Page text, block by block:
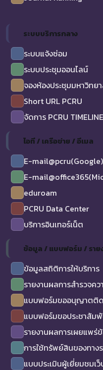
ระบบบริการกลาง
ระบบแจ้งซ่อม
ระบบประชุมออนไลน์
จองห้องประชุมมหาวิทย
Short URL PCRU
จัดการ PCRU TIMELINE
ไอที / เครือข่าย / อีเมล
E-mail@pcru(Google)
E-
eduroam
PCRU Data Center
บริการอินเทอร์เน็ต
ข้อมูล / แบบฟอร์ม / ราย
ข้อมูลสถิติการให้บริการ
รายงานผลการสำรวจค
แบบฟอร์มขออนุญาตติ
แบบฟอร์มขอประชาสัม
รายงานผลการเผยแพร่
การใช้ทรัพย์สินของทาง
แบบประเมินผู้เยี่ยมชมเ